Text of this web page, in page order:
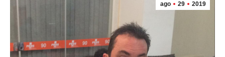
ago 29 2019